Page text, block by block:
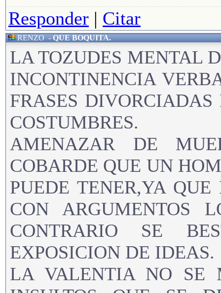
Responder | Citar
RENZO-QUE BOQUITA.
LA TOZUDES MENTAL
INCONTINENCIA
FRASES
COSTUMBRES.
AMENAZAR DE
COBARDE QUE UN
PUEDE TENER,YA
CON
CONTRARIO SE
EXPOSICION DE IDEAS.
LA VALENTIA NO SE